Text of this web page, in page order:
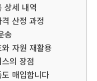
상세 내역
산정 과정
송
자원 재활용
의 장점
매입합니다